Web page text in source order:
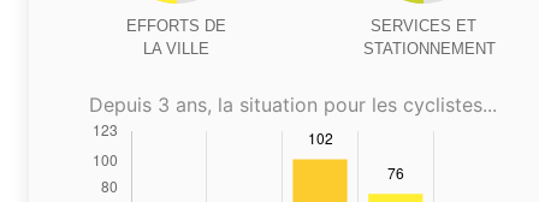
EFFORTS DE
LA VILLE
SERVICES ET
STATIONNEMENT
Depuis 3 ans, la situation pour les cyclistes...